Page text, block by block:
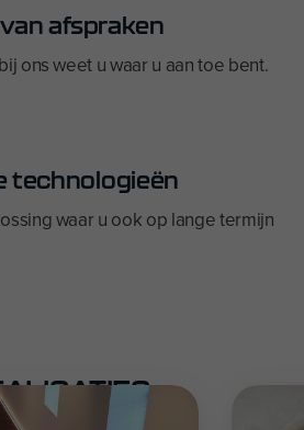
afspraken
ons weet u waar u aan toe bent.
technologieën
waar u ook op lange termijn